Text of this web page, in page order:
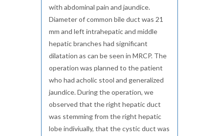
with abdominal pain and jaundice.
Diameter of common bile duct was 21
mm and left intrahepatic and middle
hepatic branches had significant
dilatation as can be seen in MRCP. The
operation was planned to the patient
who had acholic stool and generalized
jaundice. During the operation, we
observed that the right hepatic duct
was stemming from the right hepatic
lobe indiviually, that the cystic duct was